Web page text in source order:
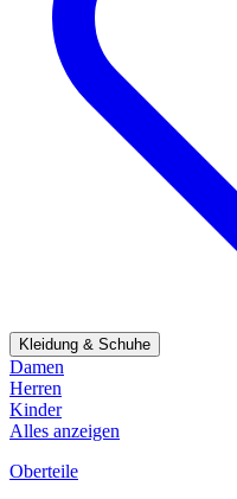
Kleidung & Schuhe
Damen
Herren
Kinder
Alles anzeigen
Oberteile